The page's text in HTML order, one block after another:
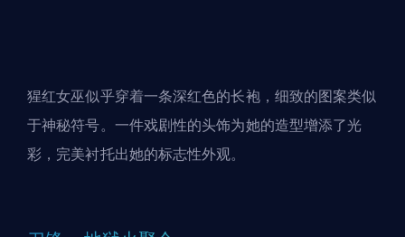
猩红女巫似乎穿着一条深红色的长袍，细致的图案类似
于神秘符号。一件戏剧性的头饰为她的造型增添了光
彩，完美衬托出她的标志性外观。